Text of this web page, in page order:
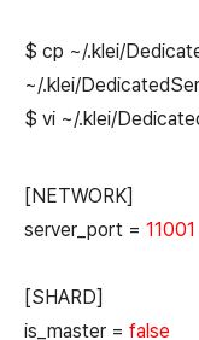
$ cp ~/.klei/
~/.klei/
$ vi ~/.klei/
[NETWORK]
server_port = 11001
[SHARD]
is_master = false